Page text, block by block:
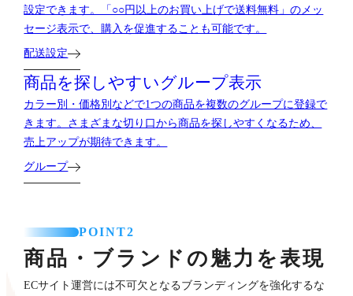
設定できます。「○○円以上のお買い上げで送料無料」のメッ
セージ表示で、購入を促進することも可能です。
配送設定
商品を探しやすいグループ表示
カラー別・価格別などで1つの商品を複数のグループに登録で
きます。さまざまな切り口から商品を探しやすくなるため、
売上アップが期待できます。
グループ
POINT2
商品・ブランドの魅力を表現
ECサイト運営には不可欠となるブランディングを強化するな